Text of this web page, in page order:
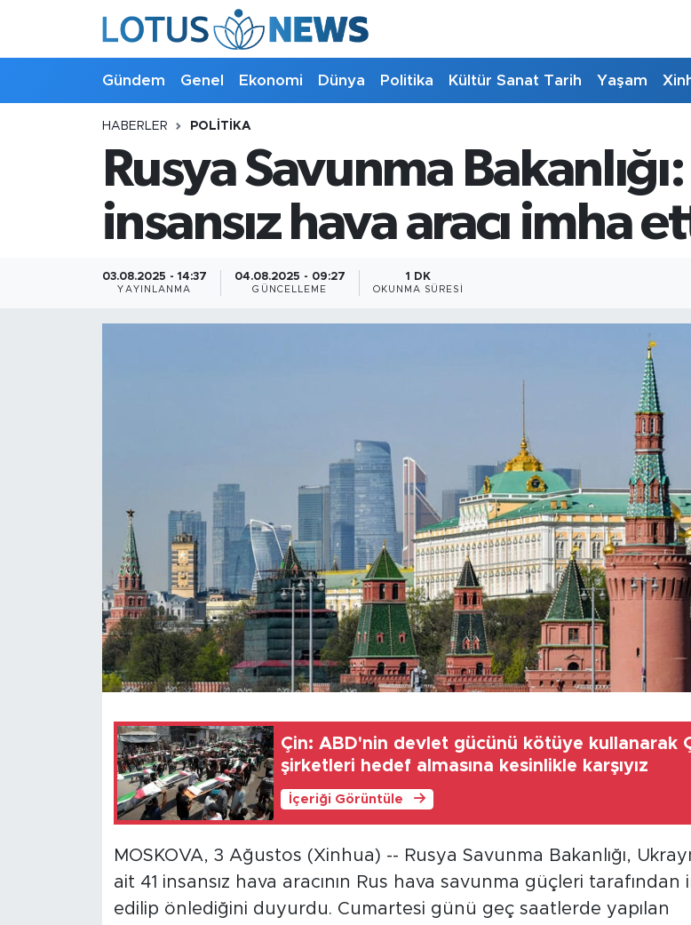
Gündem Genel Ekonomi Dünya Politika Kültür Sanat Tarih Yaşam
HABERLER POLITIKA
Rusya Savunma
insansız hava aracı imha
03.08.2025 - 14:37
YAYINLANMA
04.08.2025 - 09:27
GÜNCELLEME
1 DK
OKUNMA SÜRESI
Çin: ABD'nin devlet gücünü kötüye kullanarak
şirketleri hedef almasına kesinlikle karşıyız
İçeriği Görüntüle
MOSKOVA, 3 Ağustos (Xinhua) -- Rusya Savunma Bakanlığı,
ait 41 insansız hava aracının Rus hava savunma güçleri tarafından
edilip önlediğini duyurdu. Cumartesi günü geç saatlerde yapılan
Politika
Foto Haber
Xinhua Türkiye